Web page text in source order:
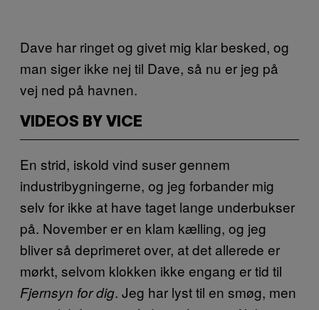
Dave har ringet og givet mig klar besked, og
man siger ikke nej til Dave, så nu er jeg på
vej ned på havnen.
VIDEOS BY VICE
En strid, iskold vind suser gennem
industribygningerne, og jeg forbander mig
selv for ikke at have taget lange underbukser
på. November er en klam kælling, og jeg
bliver så deprimeret over, at det allerede er
mørkt, selvom klokken ikke engang er tid til
Fjernsyn for dig. Jeg har lyst til en smøg, men